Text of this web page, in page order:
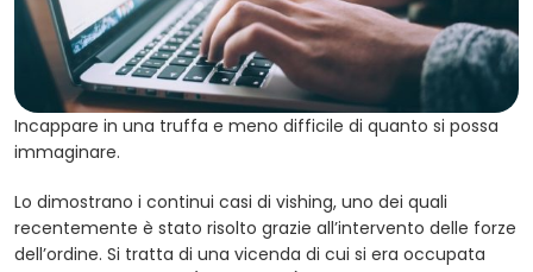
Incappare in una truffa e meno difficile di quanto si possa
immaginare.
Lo dimostrano i continui casi di vishing, uno dei quali
recentemente è stato risolto grazie all’intervento delle forze
dell’ordine. Si tratta di una vicenda di cui si era occupata